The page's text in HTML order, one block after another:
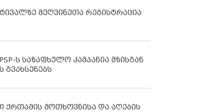
მეღვინეთა რეგისტრაცია
ს საზაფხულო კამპანია მზისგან
ქრთამის მოთხოვნისა და აღების